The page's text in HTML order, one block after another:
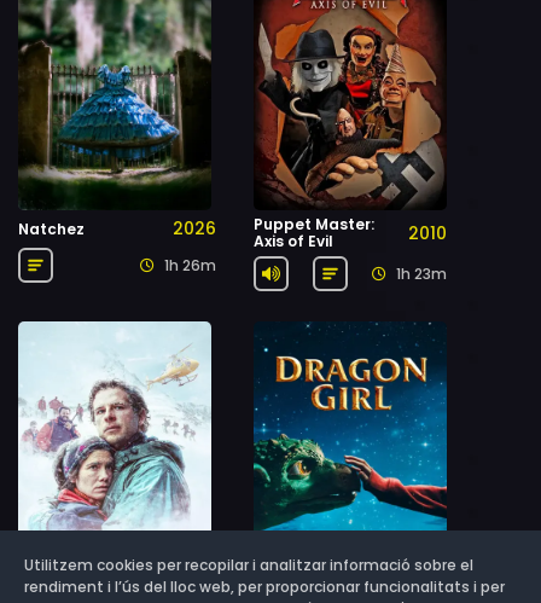
Natchez 2026
1h 26m
Puppet Master:
Axis of Evil
2010
1h 23m
Utilitzem cookies per recopilar i analitzar informació sobre el
rendiment i l’ús del lloc web, per proporcionar funcionalitats i per